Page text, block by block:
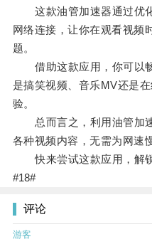
这款油管加速器通过优化
网络连接，让你在观看视频
题。
借助这款应用，你可以
是搞笑视频、音乐MV还是
验。
总而言之，利用油管加
各种视频内容，无需为网速
快来尝试这款应用，解锁
#18#
评论
游客